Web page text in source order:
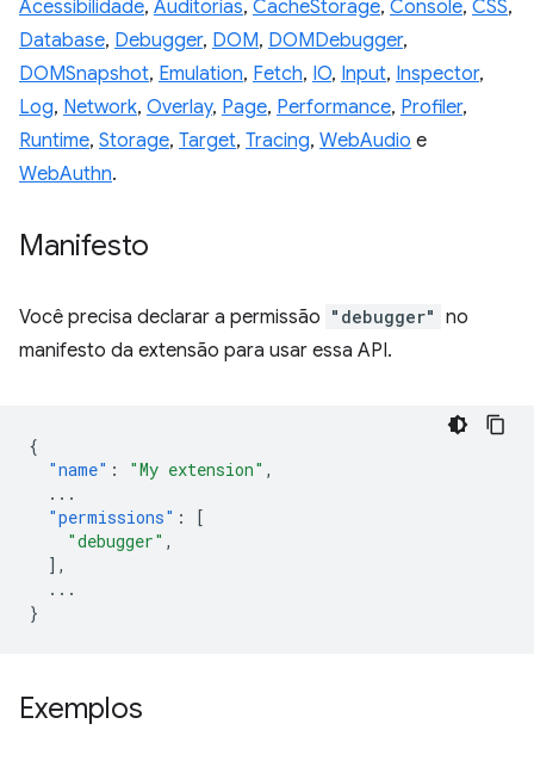
Acessibilidade, Auditorias, CacheStorage, Console, CSS,
Database, Debugger, DOM, DOMDebugger,
DOMSnapshot, Emulation, Fetch, IO, Input, Inspector,
Log, Network, Overlay, Page, Performance, Profiler,
Runtime, Storage, Target, Tracing, WebAudio e
WebAuthn.
Manifesto
Você precisa declarar a permissão "debugger" no
manifesto da extensão para usar essa API.
{
"name" : "My extension" ,
...
"permissions" :
[
"debugger" ,
],
...
}
Exemplos